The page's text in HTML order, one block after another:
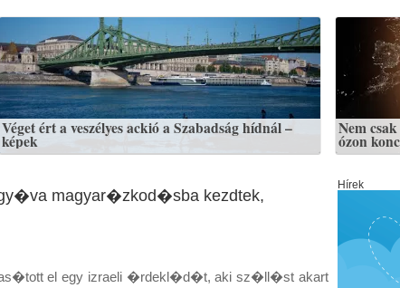
Véget ért a veszélyes ackió a Szabadság hídnál –
képek
Nem
ózon
magyar�zkod�sba kezdtek,
el egy izraeli �rdekl�d�t, aki sz�ll�st akart
Hírek